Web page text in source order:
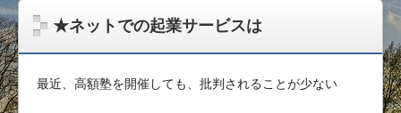
★ネットでの起業サービスは
最近、高額塾を開催しても、批判されることが少ない